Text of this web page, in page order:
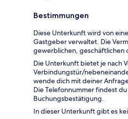
Bestimmungen
Diese Unterkunft wird von
Gastgeber verwaltet. Die
gewerblichen, geschäftlichen
Die Unterkunft bietet je nach
Verbindungstür/
wende dich mit deiner
Die Telefonnummer findest
Buchungsbestätigung.
In dieser Unterkunft gibt es